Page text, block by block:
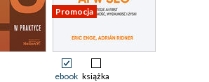
Promocja
ebook książka